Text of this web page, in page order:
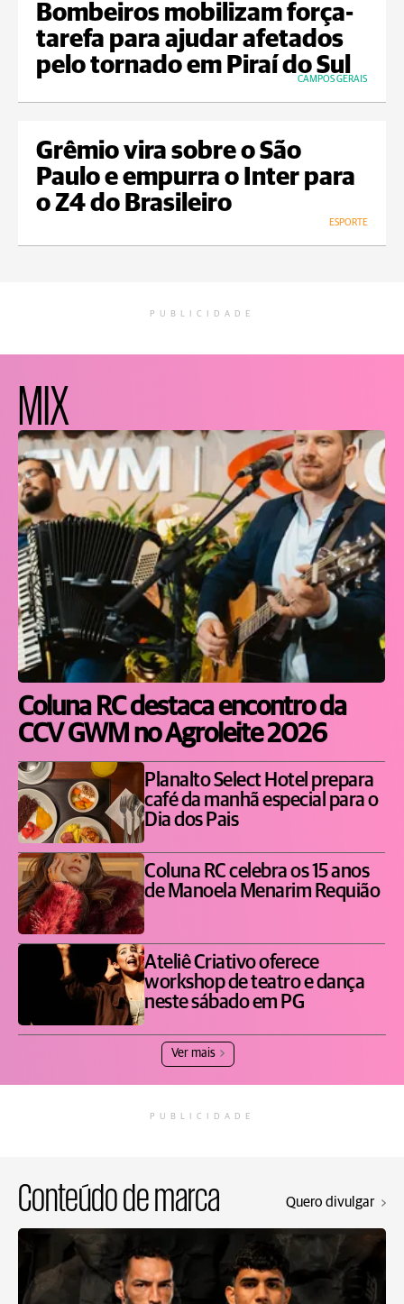
Bombeiros mobilizam força-
tarefa para ajudar afetados
pelo tornado em Piraí do Sul
CAMPOS GERAIS
Grêmio vira sobre o São
Paulo e empurra o Inter para
o Z4 do Brasileiro
ESPORTE
PUBLICIDADE
MIX
Coluna RC destaca encontro da
CCV GWM no Agroleite 2026
Planalto Select Hotel prepara
café da manhã especial para o
Dia dos Pais
Coluna RC celebra os 15 anos
de Manoela Menarim Requião
Ateliê Criativo oferece
workshop de teatro e dança
neste sábado em PG
Ver mais
PUBLICIDADE
Conteúdo de marca Quero divulgar